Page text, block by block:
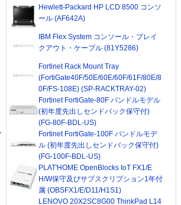
Hewlett-Packard HP LCD 8500 コンソ
ール (AF642A)
IBM Flex System コンソール・ブレイ
クアウト・ケーブル (81Y5286)
Fortinet Rack Mount Tray
(FortiGate40F/50E/60E/60F/61F/80E/8
0F/FS-108E) (SP-RACKTRAY-02)
Fortinet FortiGate-80F バンドルモデル
(初年度先出しセンドバック保守付)
(FG-80F-BDL-US)
Fortinet FortiGate-100F バンドルモデ
ル (初年度先出しセンドバック保守付)
(FG-100F-BDL-US)
PLAT'HOME OpenBlocks IoT FX1/E
H/W保守及びサブスクリプション1年付
属 (OBSFX1/E/D11/H1S1)
LENOVO 20X2SC8G00 ThinkPad L14